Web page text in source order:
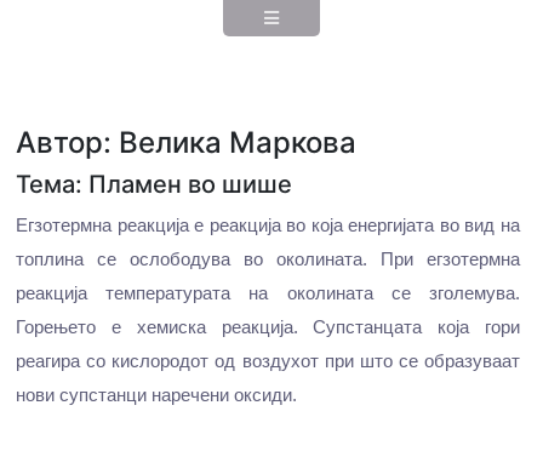
Автор: Велика Маркова
Тема: Пламен во шише
Егзотермна реакција е реакција во која енергијата во вид на
топлина се ослободува во околината. При егзотермна
реакција температурата на околината се зголемува.
Горењето е хемиска реакција. Супстанцата која гори
реагира со кислородот од воздухот при што се образуваат
нови супстанци наречени оксиди.